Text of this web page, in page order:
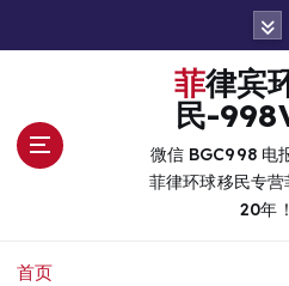
菲律宾环球移
民-
微信 BGC998 电
菲律环球移民专
20年！
首页